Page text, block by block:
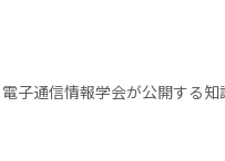
子通信情報学会が公開する